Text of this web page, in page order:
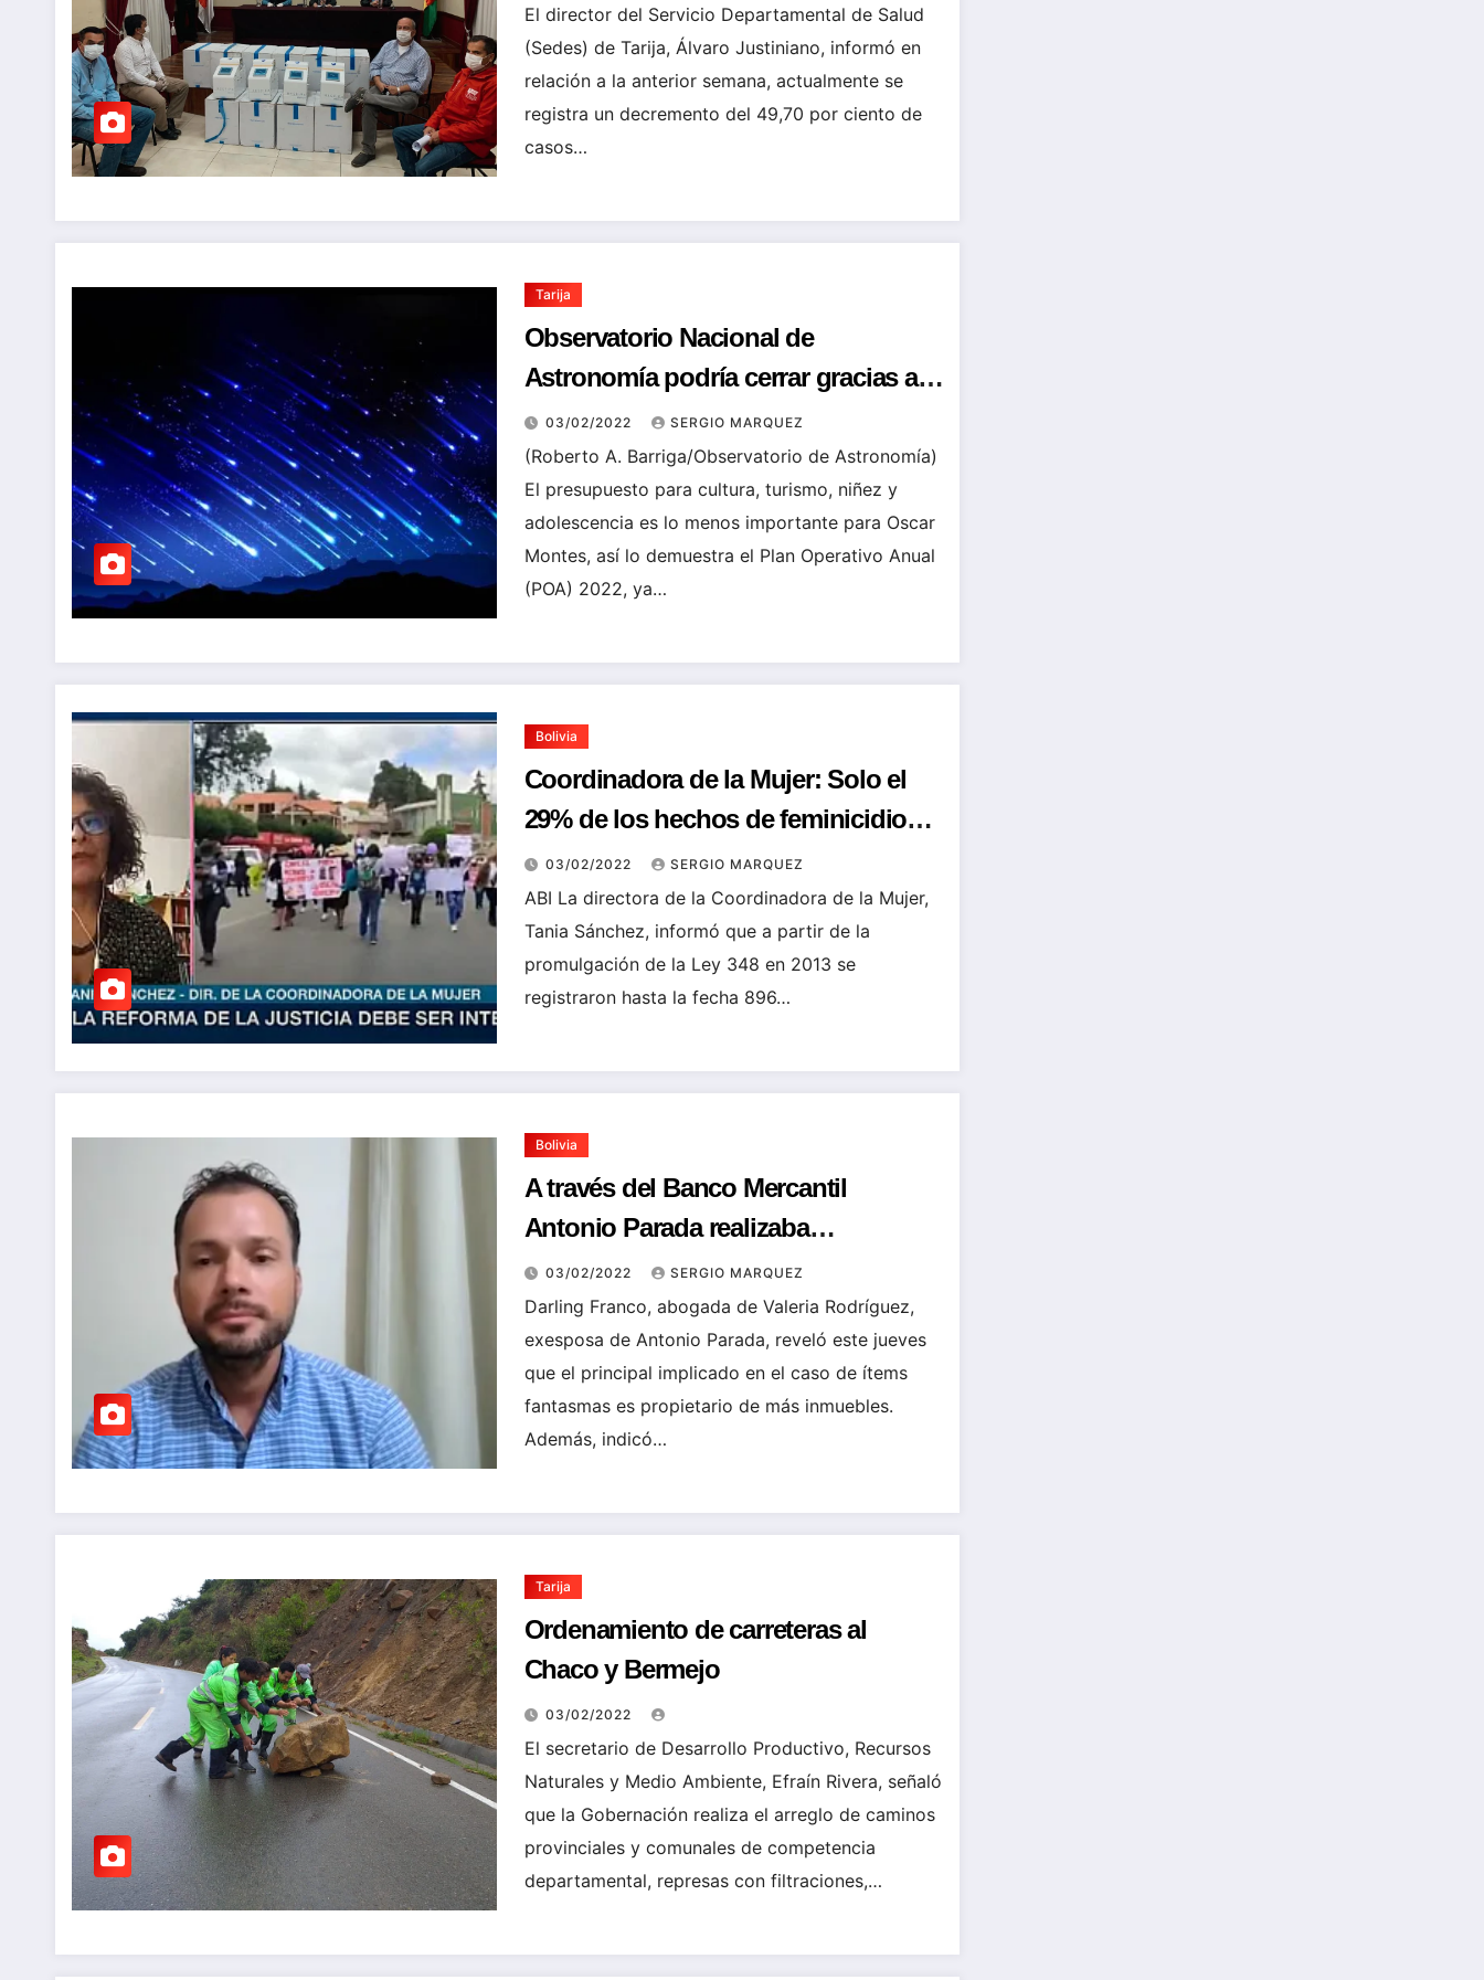
El director del Servicio Departamental de Salud
(Sedes) de Tarija, Álvaro Justiniano, informó en
relación a la anterior semana, actualmente se
registra un decremento del 49,70 por ciento de
casos…
Tarija
Observatorio Nacional de
Astronomía podría cerrar gracias a
Oscar Montes
03/02/2022 SERGIO MARQUEZ
(Roberto A. Barriga/Observatorio de Astronomía)
El presupuesto para cultura, turismo, niñez y
adolescencia es lo menos importante para Oscar
Montes, así lo demuestra el Plan Operativo Anual
(POA) 2022, ya…
Bolivia
Coordinadora de la Mujer: Solo el
29% de los hechos de feminicidio
tiene sentencia
03/02/2022 SERGIO MARQUEZ
ABI La directora de la Coordinadora de la Mujer,
Tania Sánchez, informó que a partir de la
promulgación de la Ley 348 en 2013 se
registraron hasta la fecha 896…
Bolivia
A través del Banco Mercantil
Antonio Parada realizaba
transferencias a EEUU hace 10 años
03/02/2022 SERGIO MARQUEZ
Darling Franco, abogada de Valeria Rodríguez,
exesposa de Antonio Parada, reveló este jueves
que el principal implicado en el caso de ítems
fantasmas es propietario de más inmuebles.
Además, indicó…
Tarija
Ordenamiento de carreteras al
Chaco y Bermejo
03/02/2022
El secretario de Desarrollo Productivo, Recursos
Naturales y Medio Ambiente, Efraín Rivera, señaló
que la Gobernación realiza el arreglo de caminos
provinciales y comunales de competencia
departamental, represas con filtraciones,…